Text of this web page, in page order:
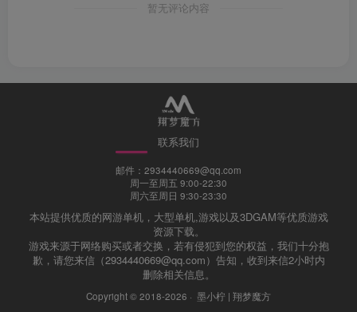
会员专享
（注：并非一定要开本站会员，你可以自己去找，游戏
并非本站创作，本站只做收集整理，并录制安装教程）
暂无评论内容
联系我们
邮件：2934440669@qq.com
周一至周五 9:00-22:30
周六至周日 9:30-23:30
本站提供优质的网游单机，大型单机,游戏以及3DGAM等优质游戏
资源下载。
游戏来源于网络购买或者交换，若有侵犯到您的权益，我们十分抱
歉，请您来信（2934440669@qq.com）告知，收到来信2小时内
删除相关信息。
Copyright © 2018-2026 · 墨小柠 | 翔梦魔方